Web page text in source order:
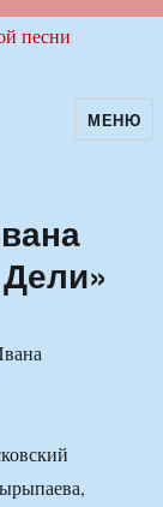
МЕНЮ